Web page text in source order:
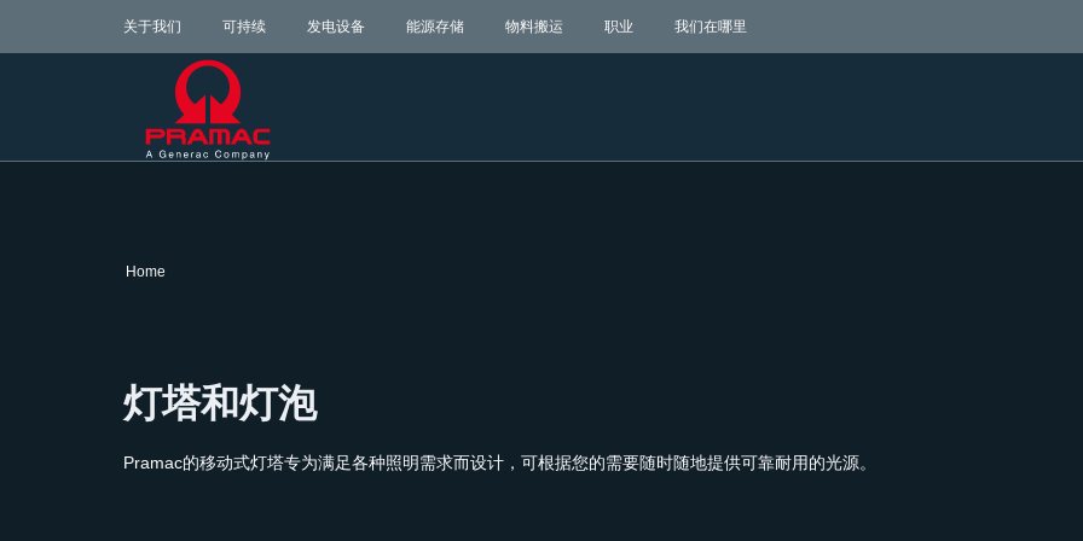
关于我们 可持续 发电设备 能源存储 物料搬运 职业 我们在哪里
Home
灯塔和灯泡
Pramac的移动式灯塔专为满足各种照明需求而设计，可根据您的需要随时随地提供可靠耐用的光源。